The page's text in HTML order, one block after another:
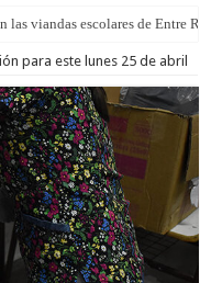
las viandas escolares de Entre
para este lunes 25 de abril